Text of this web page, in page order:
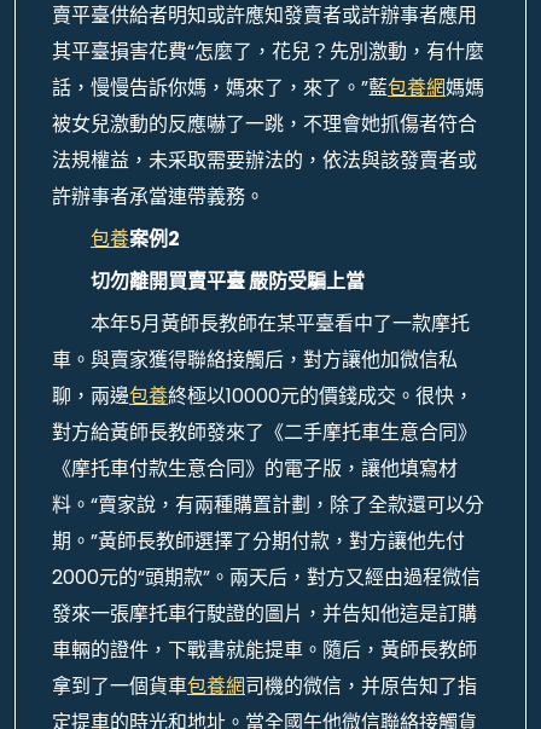
賣平臺供給者明知或許應知發賣者或許辦事者應用
其平臺損害花費“怎麼了，花兒？先別激動，有什麼
話，慢慢告訴你媽，媽來了，來了。”藍包養網媽媽
被女兒激動的反應嚇了一跳，不理會她抓傷者符合
法規權益，未采取需要辦法的，依法與該發賣者或
許辦事者承當連帶義務。
包養案例2
切勿離開買賣平臺 嚴防受騙上當
本年5月黃師長教師在某平臺看中了一款摩托
車。與賣家獲得聯絡接觸后，對方讓他加微信私
聊，兩邊包養終極以10000元的價錢成交。很快，
對方給黃師長教師發來了《二手摩托車生意合同》
《摩托車付款生意合同》的電子版，讓他填寫材
料。“賣家說，有兩種購置計劃，除了全款還可以分
期。”黃師長教師選擇了分期付款，對方讓他先付
2000元的“頭期款”。兩天后，對方又經由過程微信
發來一張摩托車行駛證的圖片，并告知他這是訂購
車輛的證件，下戰書就能提車。隨后，黃師長教師
拿到了一個貨車包養網司機的微信，并原告知了指
定提車的時光和地址。當全國午他微信聯絡接觸貨